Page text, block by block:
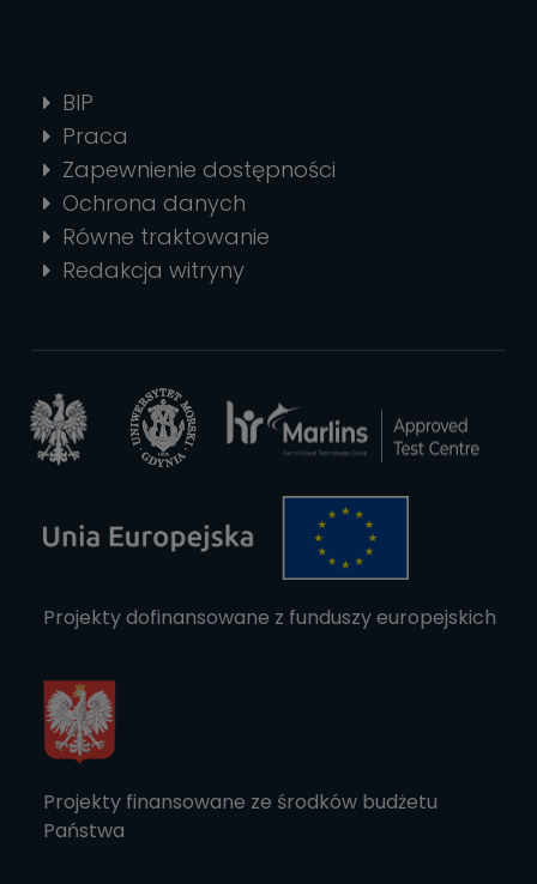
BIP
Praca
Zapewnienie dostępności
Ochrona danych
Równe traktowanie
Redakcja witryny
Projekty dofinansowane z funduszy europejskich
Projekty finansowane ze środków budżetu
Państwa